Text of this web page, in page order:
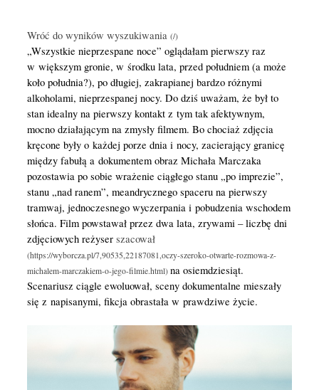
Wróć do wyników wyszukiwania
„Wszystkie nieprzespane noce” oglądałam pierwszy raz
w większym gronie, w środku lata, przed południem (a może
koło południa?), po długiej, zakrapianej bardzo różnymi
alkoholami, nieprzespanej nocy. Do dziś uważam, że był to
stan idealny na pierwszy kontakt z tym tak afektywnym,
mocno działającym na zmysły filmem. Bo chociaż zdjęcia
kręcone były o każdej porze dnia i nocy, zacierający granicę
między fabułą a dokumentem obraz Michała Marczaka
pozostawia po sobie wrażenie ciągłego stanu „po imprezie”,
stanu „nad ranem”, meandrycznego spaceru na pierwszy
tramwaj, jednoczesnego wyczerpania i pobudzenia wschodem
słońca. Film powstawał przez dwa lata, zrywami – liczbę dni
zdjęciowych reżyser szacował
na osiemdziesiąt.
Scenariusz ciągle ewoluował, sceny dokumentalne mieszały
się z napisanymi, fikcja obrastała w prawdziwe życie.